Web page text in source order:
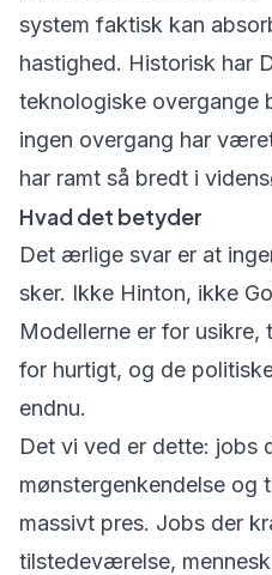
system faktisk kan
hastighed. Historisk har
teknologiske overgange
ingen overgang har
har ramt så bredt i
Hvad det betyder
Det ærlige svar er at
sker. Ikke Hinton, ikke
Modellerne er for
for hurtigt, og de
endnu.
Det vi ved er dette: jobs
mønstergenkendelse og
massivt pres. Jobs der
tilstedeværelse,